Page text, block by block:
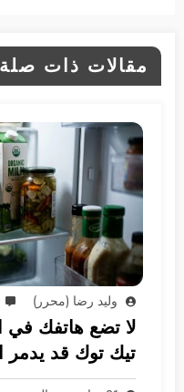
مقالات ذات صلة
وليد رضا (محرر)
لا تضع هاتفك في
تيك توك قد يدمر